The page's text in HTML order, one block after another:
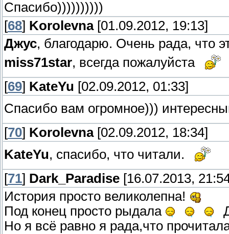
Спасибо))))))))))
[68] Korolevna[01.09.2012, 19:13]
Джус, благодарю. Очень рада, что
miss71star, всегда пожалуйста
[69] KateYu [02.09.2012, 01:33]
Спасибо вам огромное)))
[70] Korolevna[02.09.2012, 18:34]
KateYu, спасибо, что читали.
[71] Dark_Paradise [16.07.2013,
История просто великолепна!
Под конец просто рыдала
Но я всё равно я рада,что